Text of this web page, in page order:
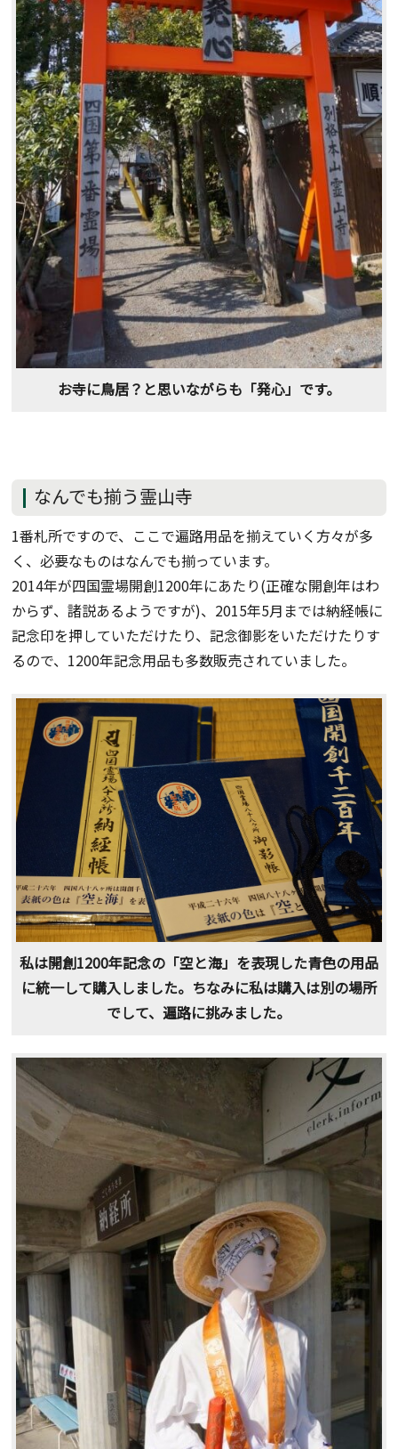
お寺に鳥居？と思いながらも「発心」です。
なんでも揃う霊山寺
1番札所ですので、ここで遍路用品を揃えていく方々が多
く、必要なものはなんでも揃っています。
2014年が四国霊場開創1200年にあたり(正確な開創年はわ
からず、諸説あるようですが)、2015年5月までは納経帳に
記念印を押していただけたり、記念御影をいただけたりす
るので、1200年記念用品も多数販売されていました。
私は開創1200年記念の「空と海」を表現した青色の用品
に統一して購入しました。ちなみに私は購入は別の場所
でして、遍路に挑みました。